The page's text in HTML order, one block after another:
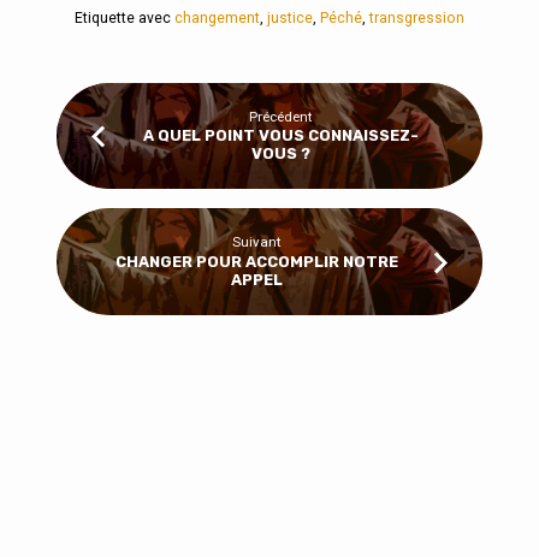
Etiquette avec changement justice Péché ,transgression
Précédent
A QUEL POINT VOUS CONNAISSEZ-
VOUS ?
Suivant
CHANGER POUR ACCOMPLIR NOTRE
APPEL